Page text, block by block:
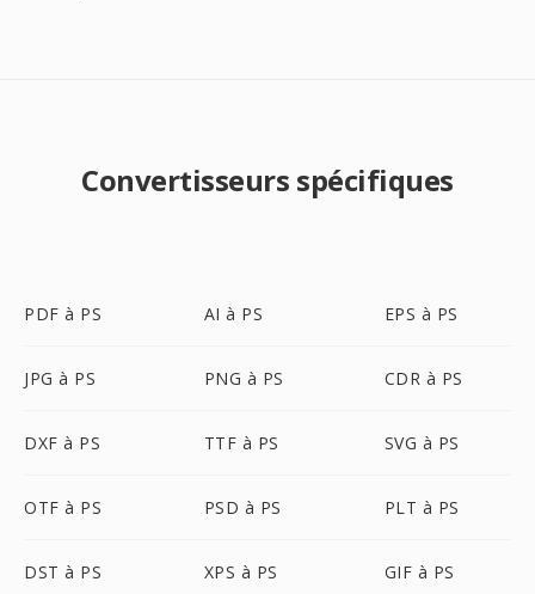
Convertisseurs spécifiques
PDF à PS AI à PS EPS à PS
JPG à PS PNG à PS CDR à PS
DXF à PS TTF à PS SVG à PS
OTF à PS PSD à PS PLT à PS
DST à PS XPS à PS GIF à PS